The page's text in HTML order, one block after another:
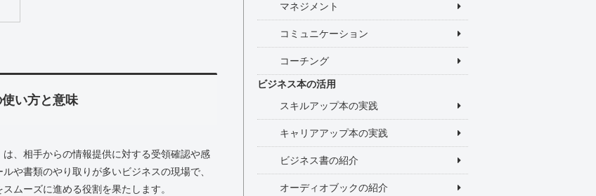
使い方と意味
、相手からの情報提供に対する受領確認や感
や書類のやり取りが多いビジネスの現場で、
ムーズに進める役割を果たします。
マネジメント
コミュニケーション
コーチング
ビジネス本の活用
スキルアップ本の実践
キャリアアップ本の実践
ビジネス書の紹介
オーディオブックの紹介